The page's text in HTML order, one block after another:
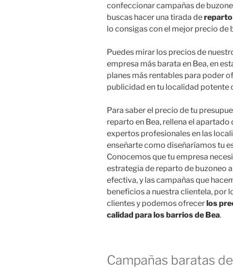
confeccionar campañas de
buscas hacer una tirada dereparto
lo consigas con el mejor precio de
Puedes mirar los precios de
empresa más barata en Bea, en
planes más rentables para poder
publicidad en tu localidad potente
Para saber el precio de tu
reparto en Bea, rellena el
expertos profesionales en las
enseñarte como diseñaríamos tu
Conocemos que tu empresa
estrategia de reparto de buzoneo
efectiva, y las campañas que
beneficios a nuestra clientela, por
clientes y podemos ofrecerlos
calidad para los barrios de Bea.
Campañas baratas